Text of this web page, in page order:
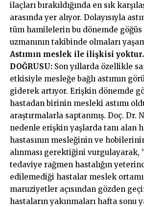
ilaçları bırakıldığında en sık
arasında yer alıyor. Dolayısıyla
tüm hamilelerin bu dönemde göğüs
uzmanının takibinde olmaları
Astımın meslek ile ilişkisi yoktur.
DOĞRUSU: Son yıllarda özellikle
etkisiyle mesleğe bağlı astımın
giderek artıyor. Erişkin dönemde
hastadan birinin mesleki astımı
araştırmalarla saptanmış. Doç. Dr.
nedenle erişkin yaşlarda tanı alan
hastasının mesleğinin ve
alınması gerektiğini vurgulayarak,
tedaviye rağmen hastalığın
edilemediği hastalar meslek
maruziyetler açısından gözden
hastaların yakınmaları hafta sonu